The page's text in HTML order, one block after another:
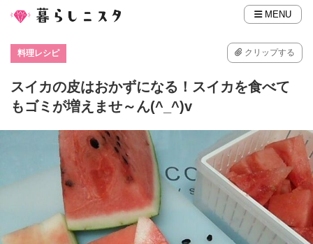
MENU
料理レシピ クリップする
スイカの皮はおかずになる！スイカを食べて
もゴミが増えませ～ん(^_^)v